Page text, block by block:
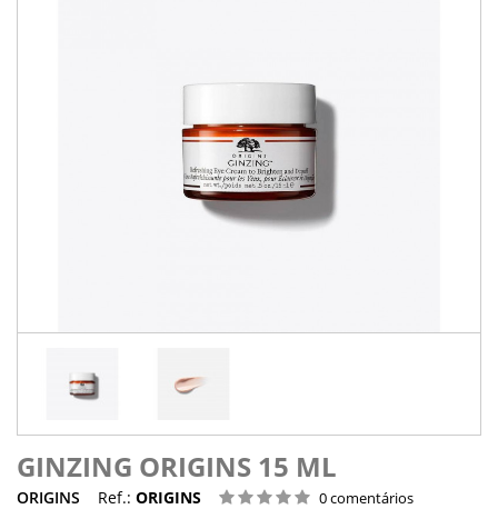
GINZING ORIGINS 15 ML
ORIGINS Ref.: ORIGINS 0 comentários